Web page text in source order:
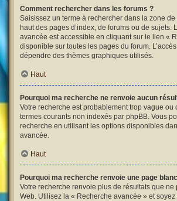
Comment rechercher dans les forums ?
Saisissez un terme à rechercher dans la zone
haut des pages d’index, de forums ou de sujets.
avancée est accessible en cliquant sur le lien «
disponible sur toutes les pages du forum.
dépendre des thèmes graphiques utilisés.
Haut
Pourquoi ma recherche ne renvoie aucun
Votre recherche est probablement trop vague ou
termes courants non indexés par phpBB. Vous
recherche en utilisant les options disponibles
avancée.
Haut
Pourquoi ma recherche renvoie une page
Votre recherche renvoie plus de résultats que ne
Web. Utilisez la « Recherche avancée » et